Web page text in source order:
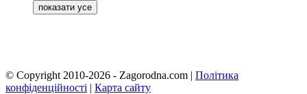
© Copyright 2010-2026 - Zagorodna.com | Політика
конфіденційності | Карта сайту